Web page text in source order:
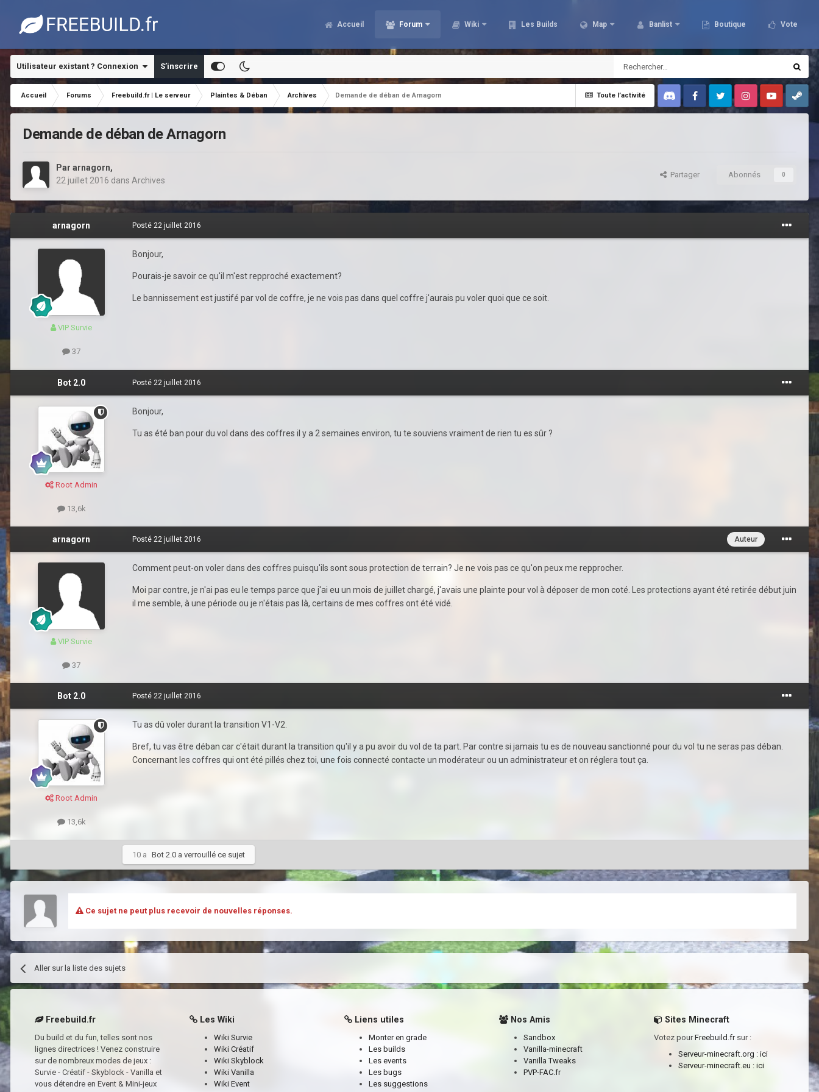
Accueil Forum Wiki Les Builds Map Banlist Boutique Vote
Utilisateur existant ? Connexion S’inscrire
Toute l’activité
Accueil Forums Freebuild.fr | Le serveur Plaintes & Déban Archives
Demande de déban de Arnagorn
Discord FacebookTwitter InstagramYoutubeSteam
Demande de déban de Arnagorn
Par arnagorn,
22 juillet 2016 dans Archives
Partager Abonnés 0
arnagorn
VIP Survie
37
Posté 22 juillet 2016
Bonjour,
Pourais-je savoir ce qu'il m'est repproché exactement?
Le bannissement est justifé par vol de coffre, je ne vois pas dans quel coffre j'aurais pu voler quoi que ce soit.
Bot 2.0
Root Admin
13,6k
Posté 22 juillet 2016
Bonjour,
Tu as été ban pour du vol dans des coffres il y a 2 semaines environ, tu te souviens vraiment de rien tu es sûr ?
arnagorn
VIP Survie
37
Auteur
Posté 22 juillet 2016
Comment peut-on voler dans des coffres puisqu'ils sont sous protection de terrain? Je ne vois pas ce qu'on peux me repprocher.
Moi par contre, je n'ai pas eu le temps parce que j'ai eu un mois de juillet chargé, j'avais une plainte pour vol à déposer de mon coté. Les protections ayant été retirée début juin
il me semble, à une période ou je n'étais pas là, certains de mes coffres ont été vidé.
Bot 2.0
Root Admin
13,6k
Posté 22 juillet 2016
Tu as dû voler durant la transition V1-V2.
Bref, tu vas être déban car c'était durant la transition qu'il y a pu avoir du vol de ta part. Par contre si jamais tu es de nouveau sanctionné pour du vol tu ne seras pas déban.
Concernant les coffres qui ont été pillés chez toi, une fois connecté contacte un modérateur ou un administrateur et on réglera tout ça.
10 a Bot 2.0 a verrouillé ce sujet
Ce sujet ne peut plus recevoir de nouvelles réponses.
Aller sur la liste des sujets
Freebuild.fr
Du build et du fun, telles sont nos
lignes directrices ! Venez construire
sur de nombreux modes de jeux :
Survie - Créatif - Skyblock - Vanilla et
vous détendre en Event & Mini-jeux
Les Wiki
Wiki Survie
Wiki Créatif
Wiki Skyblock
Wiki Vanilla
Wiki Event
Liens utiles
Monter en grade
Les builds
Les events
Les bugs
Les suggestions
Nos Amis
Sandbox
Vanilla-minecraft
Vanilla Tweaks
PVP-FAC.fr
Sites Minecraft
Votez pourFreebuild.frsur :
Serveur-minecraft.org : ici
Serveur-minecraft.eu : ici